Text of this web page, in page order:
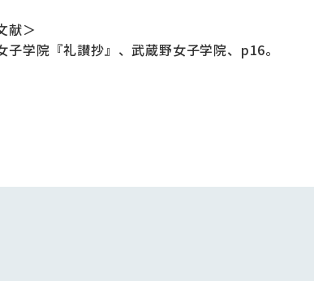
献＞
子学院『礼讃抄』、武蔵野女子学院、p16。